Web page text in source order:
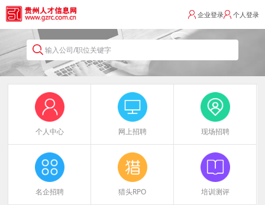
个人登录
企业登录
输入公司/职位关键字
个人中心 网上招聘 现场招聘
名企招聘 猎头RPO 培训测评